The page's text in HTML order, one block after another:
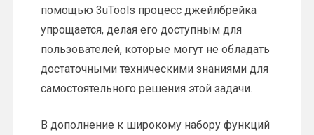
помощью 3uTools процесс джейлбрейка
упрощается, делая его доступным для
пользователей, которые могут не обладать
достаточными техническими знаниями для
самостоятельного решения этой задачи.
В дополнение к широкому набору функций